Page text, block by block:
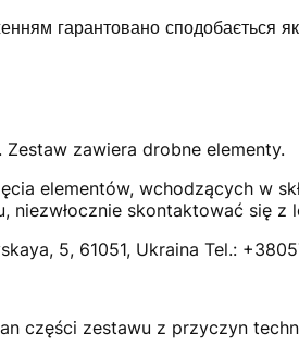
гарантовано сподобається як
zawiera drobne elementy.
elementów, wchodzących w
niezwłocznie skontaktować się z
5, 61051, Ukraina Tel.:
części zestawu z przyczyn